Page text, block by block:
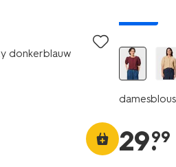
donkerblauw
29.
99